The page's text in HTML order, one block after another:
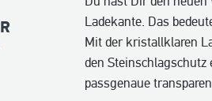
Ladekante. Das
Mit der kristallklaren
den
passgenaue